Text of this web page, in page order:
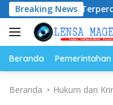
Langsung
ke
konten
Breaking News
Terpercaya
Beranda Pemerintahan
Beranda Hukum dan